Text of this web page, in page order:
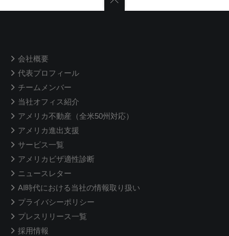
会社概要
代表プロフィール
チームメンバー
当社オフィス紹介
アメリカ不動産（全米50州対応）
アメリカ進出支援
サービス一覧
アメリカビザ適性診断
ニュースレター
AI時代における当社の情報取り扱い
プライバシーポリシー
プレスリリース一覧
採用情報